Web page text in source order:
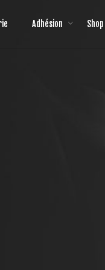
Adhésion Shop